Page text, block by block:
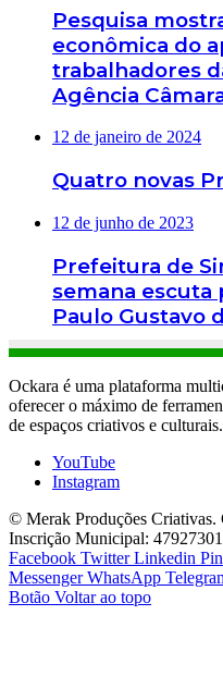
Pesquisa
econômica do
trabalhadores
Agência
12 de janeiro de 2024
Quatro novas
12 de junho de 2023
Prefeitura de
semana escuta
Paulo Gustavo
Ockara é uma plataforma
oferecer o máximo de
de espaços criativos e culturais.
YouTube
Instagram
© Merak Produções Criativas.
Inscrição Municipal:
Facebook Twitter Linkedin
Messenger WhatsApp
Botão Voltar ao topo